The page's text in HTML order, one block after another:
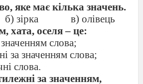
яке має кілька значень.
б) зірка
в) олівець
хата, оселя – це:
слова;
за значенням слова;
слова.
за значенням,